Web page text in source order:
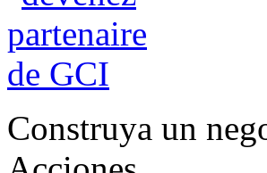
Construya un